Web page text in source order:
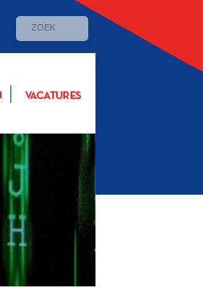
VACATURES